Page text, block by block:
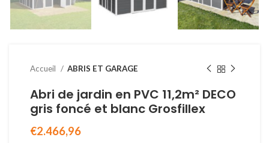
Accueil ABRIS ET GARAGE
Abri de jardin en PVC 11,2m² DECO
gris foncé et blanc Grosfillex
€2.466,96